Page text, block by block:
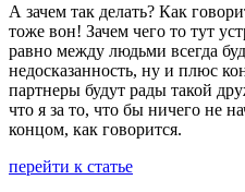
А зачем так делать? Как
тоже вон! Зачем чего то тут
равно между людьми всегда
недосказанность, ну и плюс
партнеры будут рады такой
что я за то, что бы ничего не
концом, как говорится.
перейти к статье